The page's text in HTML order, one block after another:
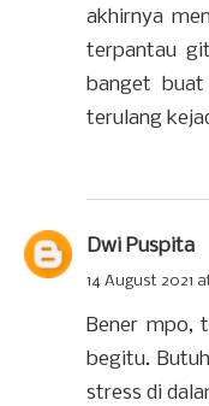
akhirnya
terpantau
banget
terulang
Dwi Puspita
14 August 2021
Bener mpo,
begitu.
stress di